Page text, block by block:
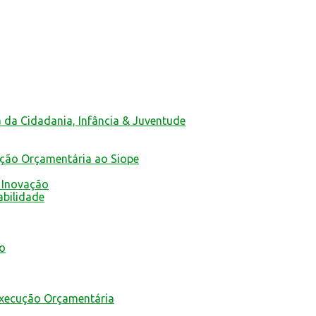
Cidadania, Infância & Juventude
Orçamentária ao Siope
Orçamentária